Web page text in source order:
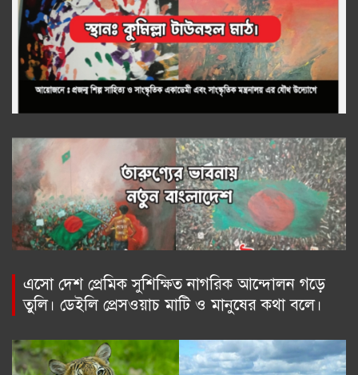
এসো দেশ প্রেমিক সুশিক্ষিত নাগরিক আন্দোলন গড়ে
তুলি। ডেইলি প্রেসওয়াচ মাটি ও মানুষের কথা বলে।